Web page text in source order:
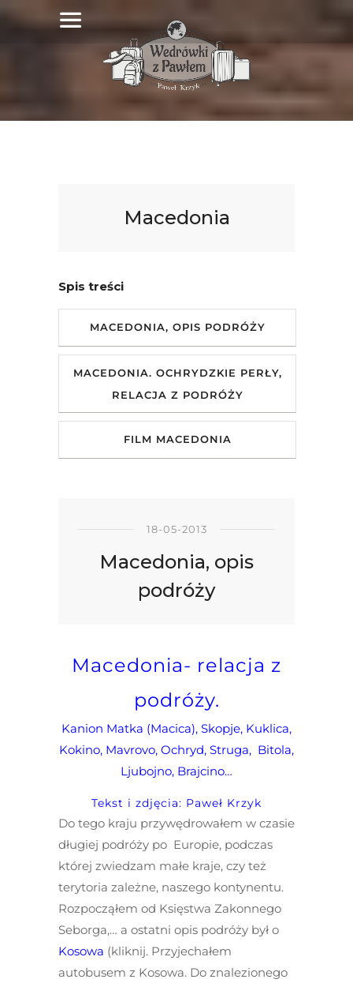
Macedonia
Spis treści
MACEDONIA, OPIS PODRÓŻY
MACEDONIA. OCHRYDZKIE PERŁY,
RELACJA Z PODRÓŻY
FILM MACEDONIA
18-05-2013
Macedonia, opis
podróży
Macedonia- relacja z
podróży.
Kanion Matka (Macica), Skopje, Kuklica,
Kokino, Mavrovo, Ochryd, Struga, Bitola,
Ljubojno, Brajcino…
Tekst i zdjęcia: Paweł Krzyk
Do tego kraju przywędrowałem w czasie
długiej podróży po Europie, podczas
której zwiedzam małe kraje, czy też
terytoria zależne, naszego kontynentu.
Rozpocząłem od Księstwa Zakonnego
Seborga,… a ostatni opis podróży był o
Kosowa (kliknij. Przyjechałem
autobusem z Kosowa. Do znalezionego